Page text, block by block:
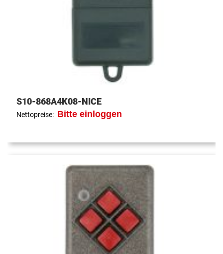
S10-868A4K08-NICE
Nettopreise: Bitte einloggen